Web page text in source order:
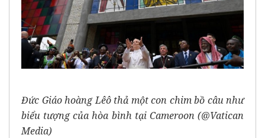
Đức Giáo hoàng Lêô thả một con chim bồ câu như
biểu tượng của hòa bình tại Cameroon (@Vatican
Media)